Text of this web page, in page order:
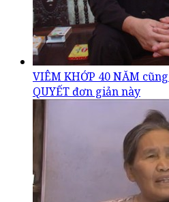
VIÊM KHỚP 40 NĂM
QUYẾT đơn giản này